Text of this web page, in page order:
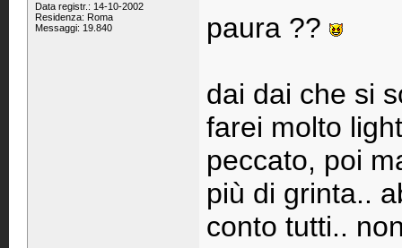
Data registr.: 14-10-2002
Residenza: Roma
Messaggi: 19.840
paura ??
dai dai che si
farei molto
peccato, poi
più di grinta..
conto tutti..